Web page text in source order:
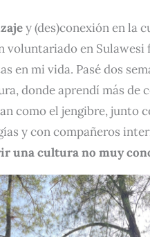
y (des)conexión en la
voluntariado en Sulawesi
en mi vida. Pasé dos
donde aprendí más de
como el jengibre, junto
y con compañeros
una cultura no muy